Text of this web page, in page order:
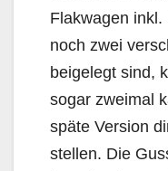
Flakwagen
noch zwei
beigelegt sind,
sogar zweimal
späte Version
stellen. Die